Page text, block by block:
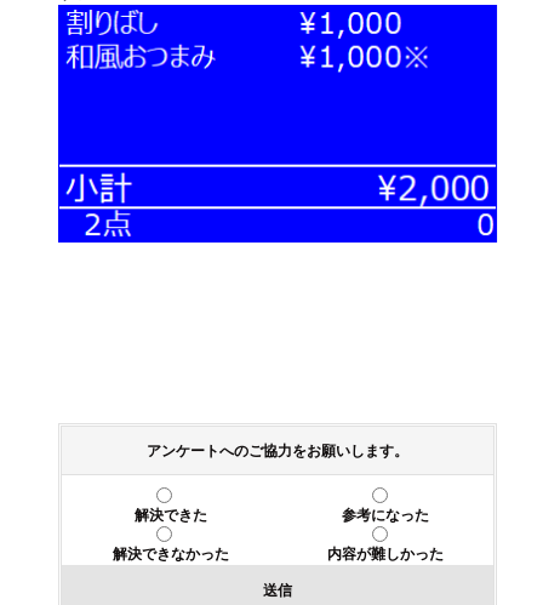
アンケートへのご協力をお願いします。
解決できた
参考になった
解決できなかった
内容が難しかった
送信